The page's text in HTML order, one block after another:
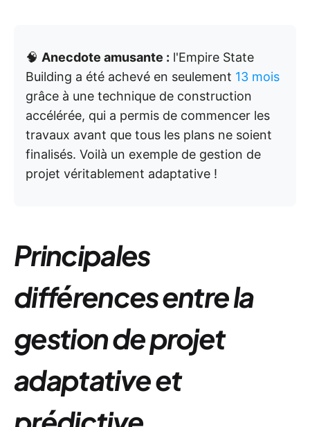
🧠 Anecdote amusante : l'Empire State
Building a été achevé en seulement 13 mois
grâce à une technique de construction
accélérée, qui a permis de commencer les
travaux avant que tous les plans ne soient
finalisés. Voilà un exemple de gestion de
projet véritablement adaptative !
Principales
différences entre la
gestion de projet
adaptative et